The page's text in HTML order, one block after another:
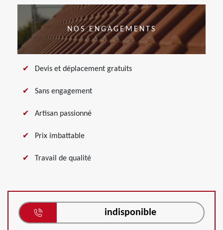
NOS ENGAGEMENTS
Devis et déplacement gratuits
Sans engagement
Artisan passionné
Prix imbattable
Travail de qualité
indisponible